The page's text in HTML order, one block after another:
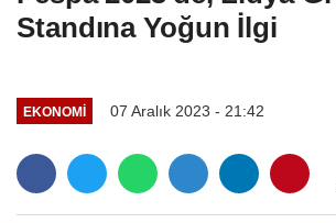
Standına Yoğun İlgi
EKONOMI 07 Aralık 2023 - 21:42